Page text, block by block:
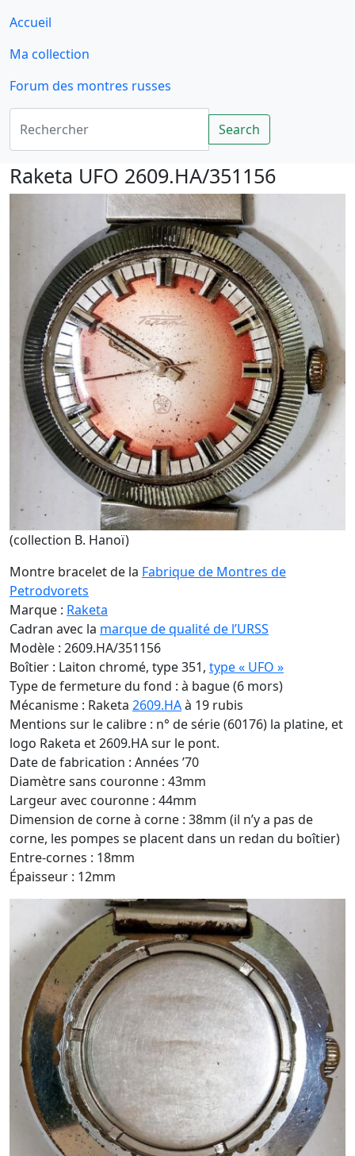
Accueil
Ma collection
Forum des montres russes
Rechercher
Search
Raketa UFO 2609.HA/351156
(collection B. Hanoï)
Montre bracelet de la Fabrique de Montres de
Petrodvorets
Marque : Raketa
Cadran avec la marque de qualité de l’URSS
Modèle : 2609.HA/351156
Boîtier : Laiton chromé, type 351, type « UFO »
Type de fermeture du fond : à bague (6 mors)
Mécanisme : Raketa 2609.HAà 19 rubis
Mentions sur le calibre : n° de série (60176) la platine, et
logo Raketa et 2609.HA sur le pont.
Date de fabrication : Années ’70
Diamètre sans couronne : 43mm
Largeur avec couronne : 44mm
Dimension de corne à corne : 38mm (il n’y a pas de
corne, les pompes se placent dans un redan du boîtier)
Entre-cornes : 18mm
Épaisseur : 12mm